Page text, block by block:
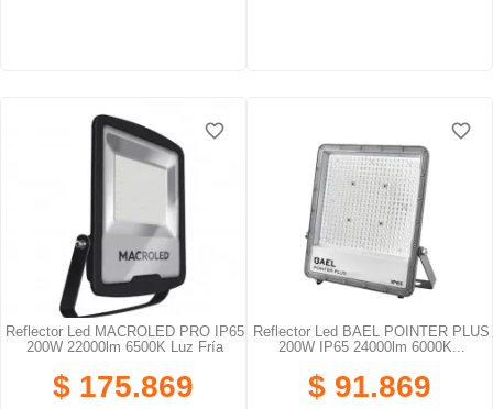
Reflector Led MACROLED PRO IP65
200W 22000lm 6500K Luz Fría
$ 175.869
favorite_border
Reflector Led BAEL POINTER PLUS
200W IP65 24000lm 6000K...
$ 91.869
favorite_border